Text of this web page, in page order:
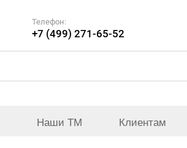
Телефон:
+7 (499) 271-65-52
Наши ТМ Клиентам